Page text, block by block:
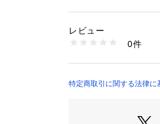
らかじめご了承くだ
素材：18-8ステンレス
生産国：日本製
22C36497 （ショップ）
レビュー
0件
特定商取引に関する法律に